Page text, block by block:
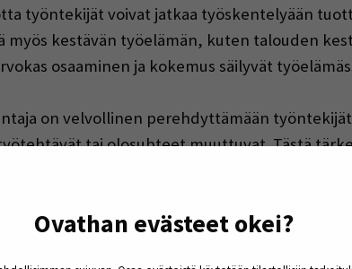
Ovathan evästeet okei?
työntekijät voivat jatkaa työskentelyään
myös kestävän työelämän, kuten talouden
osaaminen ja kokemus säilyvät
on velvollinen perehdyttämään
tai olosuhteet muuttuvat. Tästä